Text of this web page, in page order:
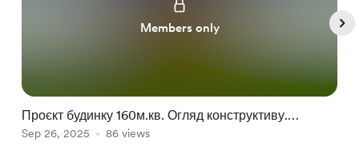
Members only
Проєкт будинку 160м.кв. Огляд конструктиву.
Розглядаю як типовий.
Sep 26, 2025 86 views